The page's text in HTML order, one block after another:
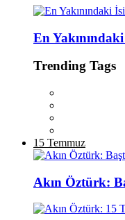
En
Trending Tags
15 Temmuz
Akın Öztürk: